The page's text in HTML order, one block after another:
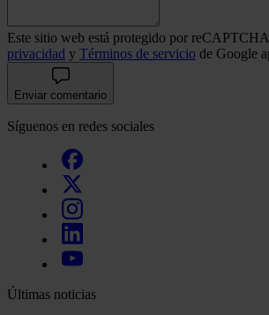
Este sitio web está protegido por
privacidad y Términos de servicio de Google
Enviar comentario
Síguenos en redes sociales
Últimas noticias